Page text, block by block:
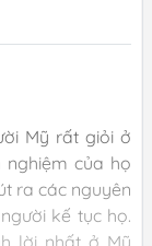
Mỹ rất giỏi ở
của họ
ra các nguyên
kế tục họ.